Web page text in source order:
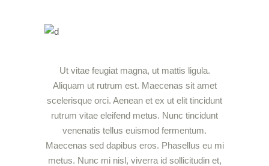
Ut vitae feugiat magna, ut mattis ligula.
Aliquam ut rutrum est. Maecenas sit amet
scelerisque orci. Aenean et ex ut elit tincidunt
rutrum vitae eleifend metus. Nunc tincidunt
venenatis tellus euismod fermentum.
Maecenas sed dapibus eros. Phasellus eu mi
metus. Nunc mi nisl, viverra id sollicitudin et,